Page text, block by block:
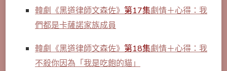
韓劇《黑道律師文森佐》 第17集劇情＋心得：我
們都是卡薩諾家族成員
韓劇《黑道律師文森佐》 第18集劇情＋心得：我
不殺你因為「我是吃飽的貓」